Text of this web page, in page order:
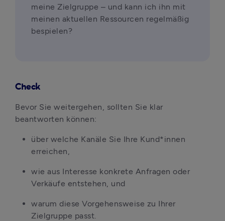
meine Zielgruppe – und kann ich ihn mit
meinen aktuellen Ressourcen regelmäßig
bespielen?
Check
Bevor Sie weitergehen, sollten Sie klar
beantworten können:
über welche Kanäle Sie Ihre Kund*innen
erreichen,
wie aus Interesse konkrete Anfragen oder
Verkäufe entstehen, und
warum diese Vorgehensweise zu Ihrer
Zielgruppe passt.